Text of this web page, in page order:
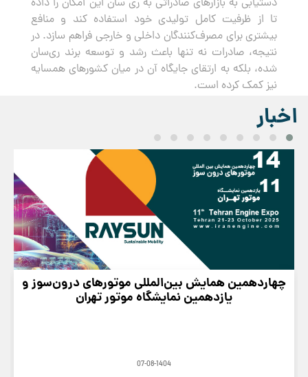
تا از ظرفیت کامل تولیدی خود استفاده کند و منافع
بیشتری برای مصرف‌کنندگان داخلی و خارجی فراهم سازد. در
نتیجه، صادرات نه تنها باعث رشد و توسعه برند ری‌سان
شده، بلکه به ارتقای جایگاه آن در میان کشورهای همسایه
نیز کمک کرده است.
اخبار
چهاردهمین همایش بین‌المللی موتورهای درون‌سوز و
یازدهمین نمایشگاه موتور تهران
07-08-1404